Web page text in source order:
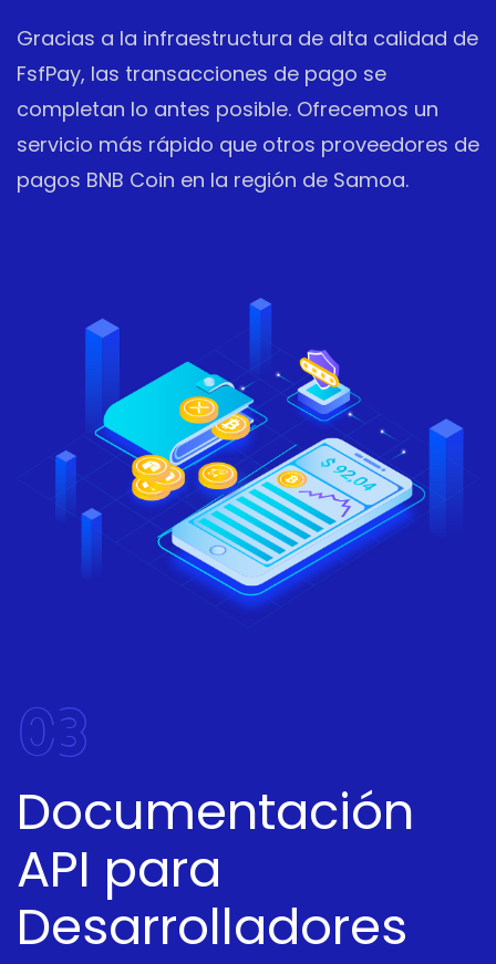
Gracias a la infraestructura de alta calidad de
FsfPay, las transacciones de pago se
completan lo antes posible. Ofrecemos un
servicio más rápido que otros proveedores de
pagos BNB Coin en la región de Samoa.
03
Documentación
API para
Desarrolladores